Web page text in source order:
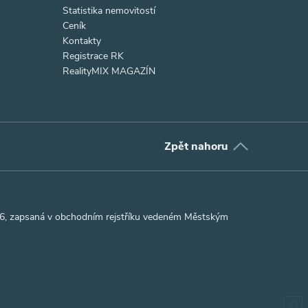
Statistika nemovitostí
Ceník
Kontakty
Registrace RK
RealityMIX MAGAZÍN
Zpět nahoru
zapsaná v obchodním rejstříku vedeném Městským